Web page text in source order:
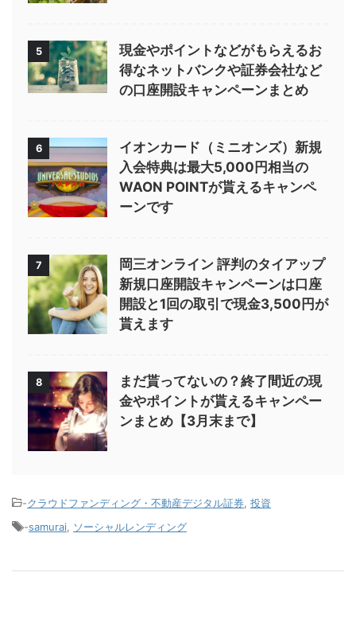
5
現金やポイントなどがもらえるお
得なネットバンクや証券会社など
の口座開設キャンペーンまとめ
6
イオンカード（ミニオンズ）新規
入会特典は最大5,000円相当の
WAON POINTが貰えるキャンペ
ーンです
7
岡三オンライン 評判のタイアップ
新規口座開設キャンペーンは口座
開設と1回の取引で現金3,500円が
貰えます
8
まだ貰ってないの？終了間近の現
金やポイントが貰えるキャンペー
ンまとめ【3月末まで】
-クラウドファンディング・不動産デジタル証券 投資
-samurai ソーシャルレンディング